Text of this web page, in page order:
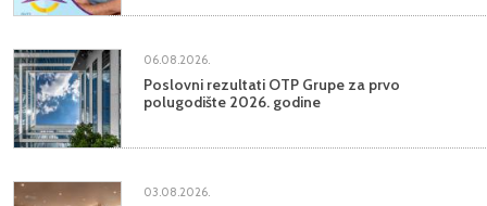
06.08.2026.
Poslovni rezultati OTP Grupe za prvo
polugodište 2026. godine
03.08.2026.